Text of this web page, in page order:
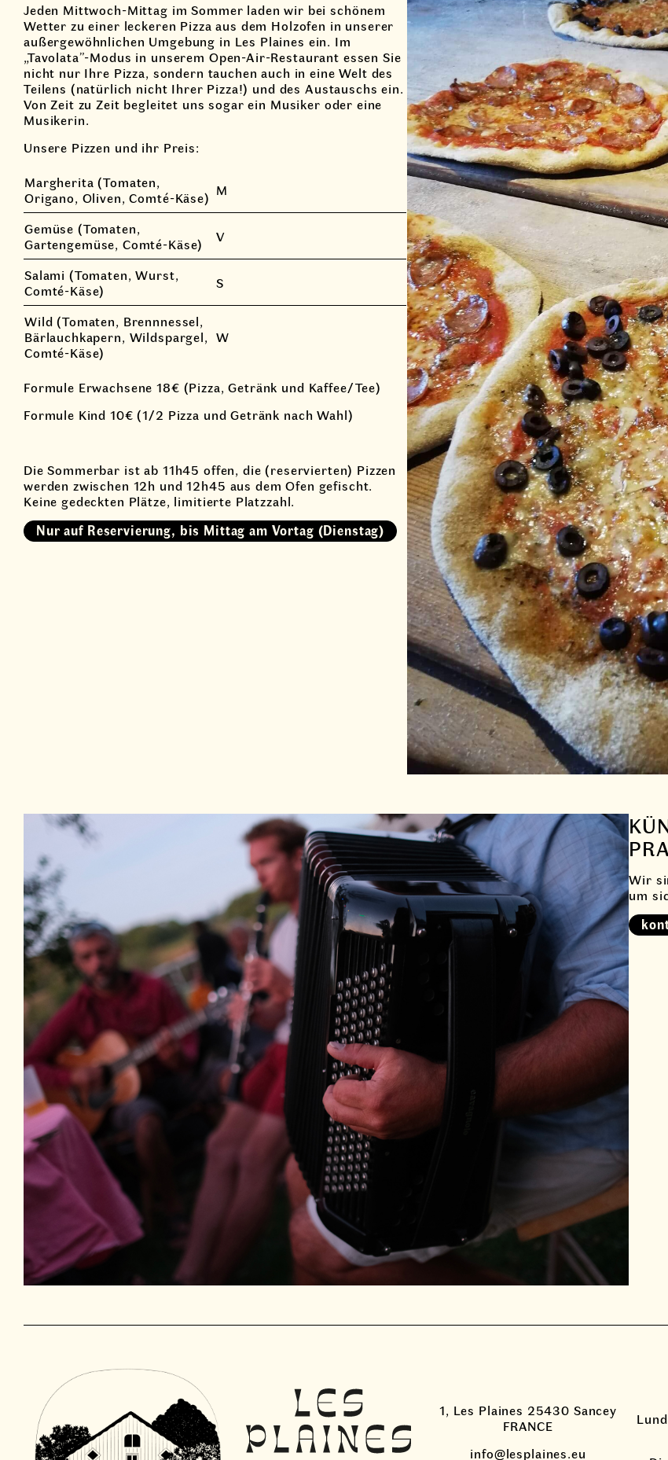
Jeden Mittwoch-Mittag im Sommer laden wir bei schönem
Wetter zu einer leckeren Pizza aus dem Holzofen in unserer
außergewöhnlichen Umgebung in Les Plaines ein. Im
„Tavolata”-Modus in unserem Open-Air-Restaurant essen Sie
nicht nur Ihre Pizza, sondern tauchen auch in eine Welt des
Teilens (natürlich nicht Ihrer Pizza!) und des Austauschs ein.
Von Zeit zu Zeit begleitet uns sogar ein Musiker oder eine
Musikerin.
Unsere Pizzen und ihr Preis:
Margherita (Tomaten,
Origano, Oliven, Comté-Käse) M
Gemüse (Tomaten,
Gartengemüse, Comté-Käse)
V
Salami (Tomaten, Wurst,
Comté-Käse)
S
Wild (Tomaten, Brennnessel,
Bärlauchkapern, Wildspargel,
Comté-Käse)
W
Formule Erwachsene 18€ (Pizza, Getränk und Kaffee/Tee)
Formule Kind 10€ (1/2 Pizza und Getränk nach Wahl)
Die Sommerbar ist ab 11h45 offen, die (reservierten) Pizzen
werden zwischen 12h und 12h45 aus dem Ofen gefischt.
Keine gedeckten Plätze, limitierte Platzzahl.
Nur auf Reservierung, bis Mittag am Vortag (Dienstag)
Wir
um
1, Les Plaines 25430 Sancey
FRANCE
info@lesplaines.eu